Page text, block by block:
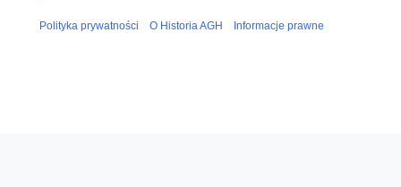
Polityka prywatności O Historia AGH Informacje prawne